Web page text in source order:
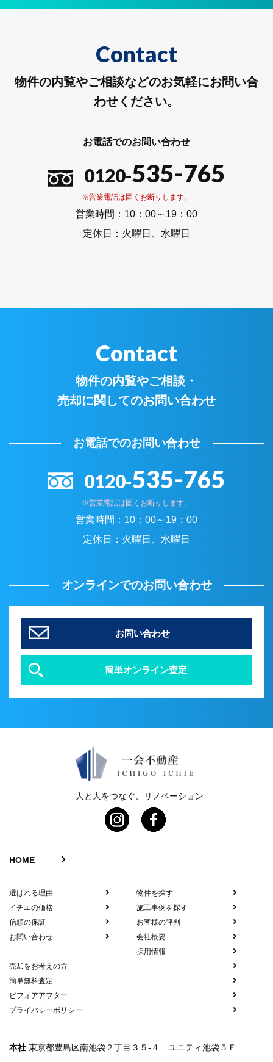
Contact
物件の内覧やご相談などのお気軽にお問い合
わせください。
お電話でのお問い合わせ
0120-535-765
※営業電話は固くお断りします。
営業時間： 10：00～19：00
定休日： 火曜日、水曜日
Contact
物件の内覧やご相談・
売却に関してのお問い合わせ
お電話でのお問い合わせ
0120-535-765
※営業電話は固くお断りします。
営業時間： 10：00～19：00
定休日： 火曜日、水曜日
オンラインでのお問い合わせ
お問い合わせ
簡単オンライン査定
人と人をつなぐ、リノベーション
HOME
選ばれる理由
イチエの価格
信頼の保証
お問い合わせ
物件を探す
施工事例を探す
お客様の評判
会社概要
採用情報
売却をお考えの方
簡単無料査定
ビフォアアフター
プライバシーポリシー
本社 東京都豊島区南池袋２丁目３５-４ ユニティ池袋５Ｆ